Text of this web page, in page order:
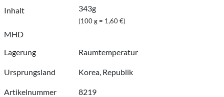
Inhalt 343g
(100 g = 1,60 €)
MHD
Lagerung
Raumtemperatur
Ursprungsland Korea, Republik
Artikelnummer 8219